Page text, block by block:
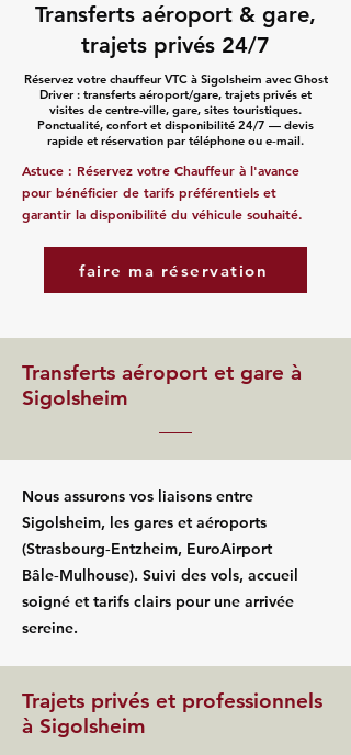
Transferts aéroport & gare,
trajets privés 24/7
Réservez votre chauffeur VTC à Sigolsheim avec Ghost
Driver : transferts aéroport/gare, trajets privés et
visites de centre-ville, gare, sites touristiques.
Ponctualité, confort et disponibilité 24/7 — devis
rapide et réservation par téléphone ou e‑mail.
Astuce : Réservez votre Chauffeur à l'avance
pour bénéficier de tarifs préférentiels et
garantir la disponibilité du véhicule souhaité.
faire ma réservation
Transferts aéroport et gare à
Sigolsheim
Nous assurons vos liaisons entre
Sigolsheim, les gares et aéroports
(Strasbourg‑Entzheim, EuroAirport
Bâle‑Mulhouse). Suivi des vols, accueil
soigné et tarifs clairs pour une arrivée
sereine.
Trajets privés et professionnels
à Sigolsheim